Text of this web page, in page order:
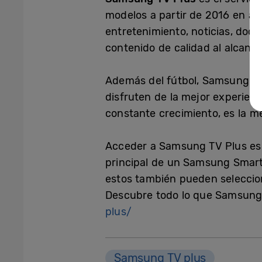
modelos a partir de 2016 en
entretenimiento, noticias,
contenido de calidad al
Además del fútbol, Samsung
disfruten de la mejor
constante crecimiento, es la
Acceder a Samsung TV Plus
principal de un Samsung
estos también pueden
Descubre todo lo que
plus/
Samsung TV plus